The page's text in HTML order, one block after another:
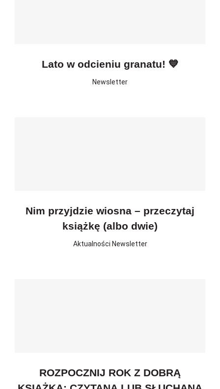
Lato w odcieniu granatu! 💙
Newsletter
Nim przyjdzie wiosna – przeczytaj
książkę (albo dwie)
Aktualności,Newsletter
ROZPOCZNIJ ROK Z DOBRĄ